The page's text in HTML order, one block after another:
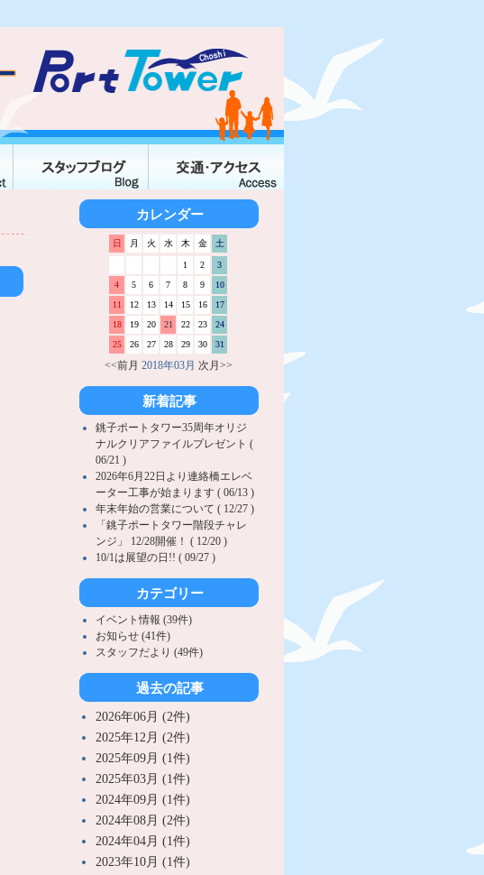
カレンダー
日 月 火 水 木 金 土
1 2
3
4
5 6 7 8 9
10
11
12 13 14 15 16
17
18
19 20 21 22 23
24
25
26 27 28 29 30 31
<<前月 2018年03月 次月>>
新着記事
銚子ポートタワー35周年オリジ
ナルクリアファイルプレゼント (
06/21 )
2026年6月22日より連絡橋エレベ
ーター工事が始まります ( 06/13 )
年末年始の営業について ( 12/27 )
「銚子ポートタワー階段チャレ
ンジ」 12/28開催！ ( 12/20 )
10/1は展望の日!! ( 09/27 )
カテゴリー
イベント情報 (39件)
お知らせ (41件)
スタッフだより (49件)
過去の記事
2026年06月 (2件)
2025年12月 (2件)
2025年09月 (1件)
2025年03月 (1件)
2024年09月 (1件)
2024年08月 (2件)
2024年04月 (1件)
2023年10月 (1件)